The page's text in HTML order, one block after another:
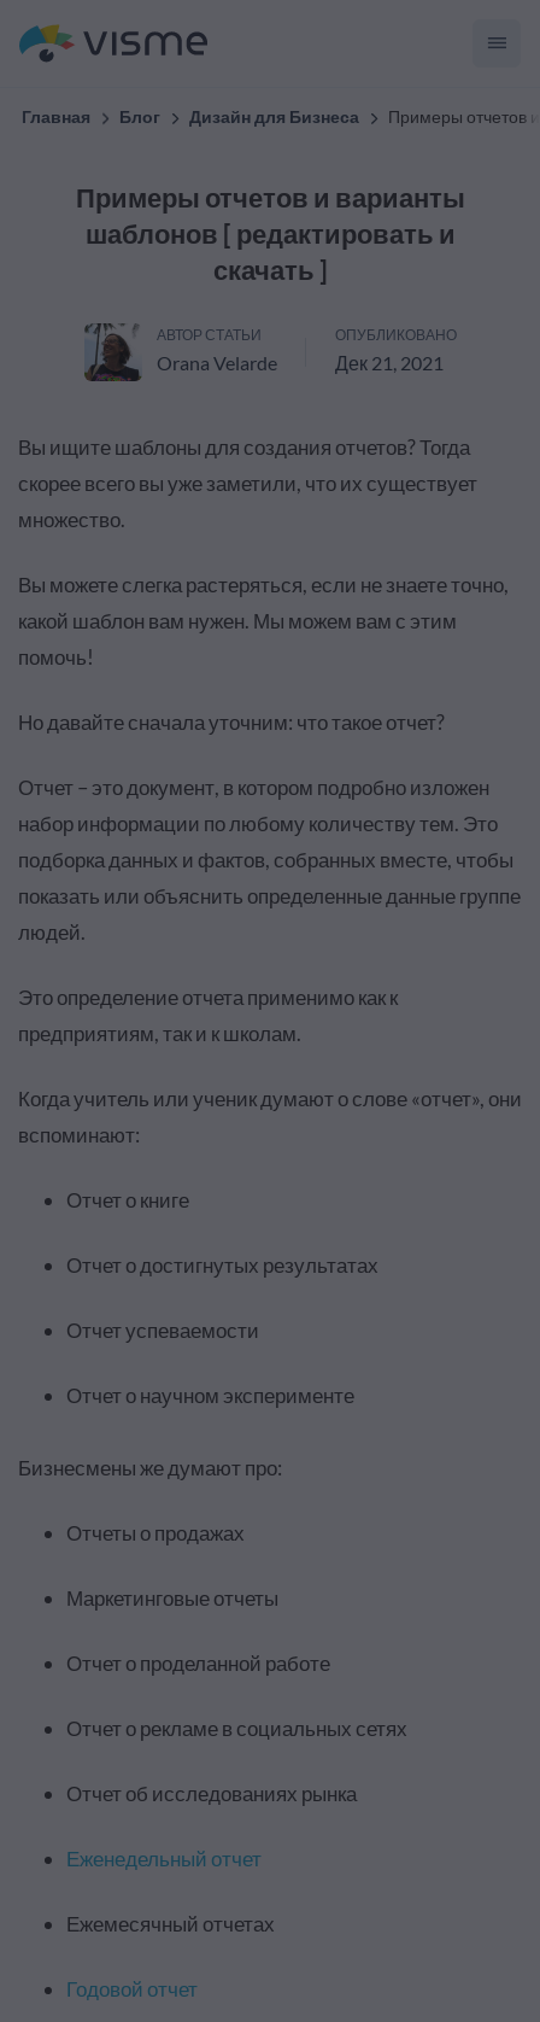
Главная Блог Дизайн для Бизнеса Примеры отчетов
Примеры отчетов и варианты
шаблонов [ редактировать и
скачать ]
АВТОР СТАТЬИ
Orana Velarde
ОПУБЛИКОВАНО
Дек 21, 2021
Вы ищите шаблоны для создания отчетов? Тогда
скорее всего вы уже заметили, что их существует
множество.
Вы можете слегка растеряться, если не знаете точно,
какой шаблон вам нужен. Мы можем вам с этим
помочь!
Но давайте сначала уточним: что такое отчет?
Отчет – это документ, в котором подробно изложен
набор информации по любому количеству тем. Это
подборка данных и фактов, собранных вместе, чтобы
показать или объяснить определенные данные группе
людей.
Это определение отчета применимо как к
предприятиям, так и к школам.
Когда учитель или ученик думают о слове «отчет», они
вспоминают:
Отчет о книге
Отчет о достигнутых результатах
Отчет успеваемости
Отчет о научном эксперименте
Бизнесмены же думают про:
Отчеты о продажах
Маркетинговые отчеты
Отчет о проделанной работе
Отчет о рекламе в социальных сетях
Отчет об исследованиях рынка
Еженедельный отчет
Ежемесячный отчетах
Годовой отчет